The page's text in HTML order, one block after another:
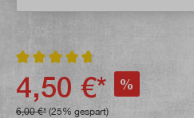
Durchschnittliche Bewertung von
4,50 €* %
6,00 €* (25% gespart)